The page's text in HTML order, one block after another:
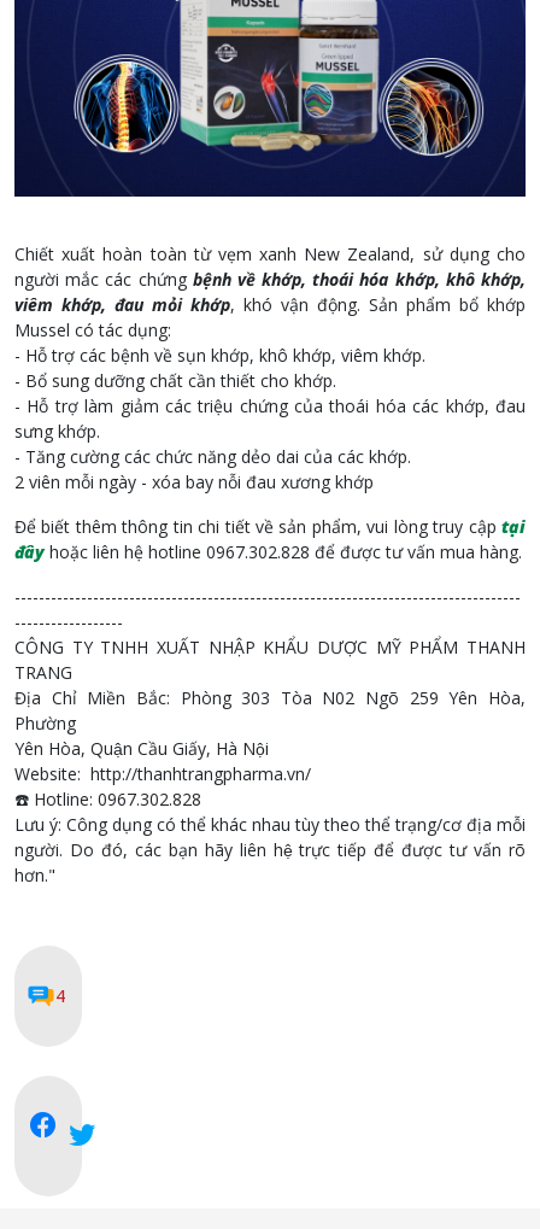
4
Chiết xuất hoàn toàn từ vẹm xanh New Zealand, sử dụng cho
người mắc các chứng bệnh về khớp, thoái hóa khớp, khô khớp,
viêm khớp, đau mỏi khớp, khó vận động. Sản phẩm bổ khớp
Mussel có tác dụng:
- Hỗ trợ các bệnh về sụn khớp, khô khớp, viêm khớp.
- Bổ sung dưỡng chất cần thiết cho khớp.
- Hỗ trợ làm giảm các triệu chứng của thoái hóa các khớp, đau
sưng khớp.
- Tăng cường các chức năng dẻo dai của các khớp.
2 viên mỗi ngày - xóa bay nỗi đau xương khớp
Để biết thêm thông tin chi tiết về sản phẩm, vui lòng truy cập tại
đâyhoặc liên hệ hotline 0967.302.828 để được tư vấn mua hàng.
------------------------------------------------------------------------------------
------------------
CÔNG TY TNHH XUẤT NHẬP KHẨU DƯỢC MỸ PHẨM THANH
TRANG
Địa Chỉ Miền Bắc: Phòng 303 Tòa N02 Ngõ 259 Yên Hòa,
Phường
Yên Hòa, Quận Cầu Giấy, Hà Nội
Website: http://thanhtrangpharma.vn/
☎️ Hotline: 0967.302.828
Lưu ý: Công dụng có thể khác nhau tùy theo thể trạng/cơ địa mỗi
người. Do đó, các bạn hãy liên hệ trực tiếp để được tư vấn rõ
hơn."